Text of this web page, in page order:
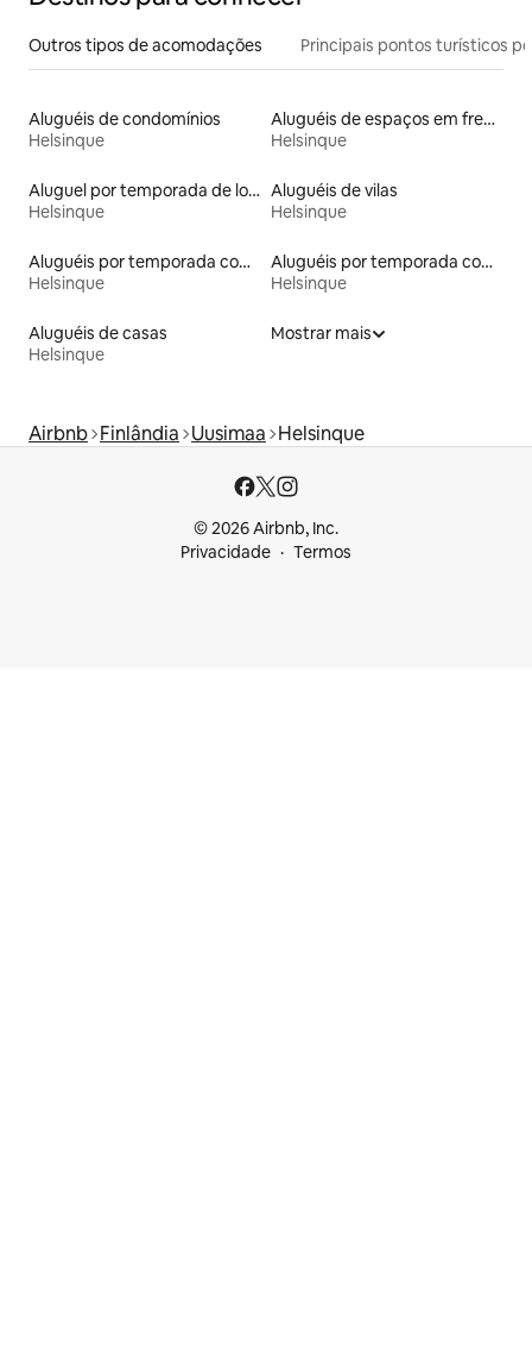
Outros tipos de acomodações Principais pontos turísticos
Aluguéis de condomínios
Helsinque
Aluguéis de espaços em frente à praia
Helsinque
Aluguel por temporada de lofts
Helsinque
Aluguéis de vilas
Helsinque
Aluguéis por temporada com sauna
Helsinque
Aluguéis por temporada com banheira de hidromassagem
Helsinque
Aluguéis de casas
Helsinque
Mostrar mais
Airbnb Finlândia Uusimaa Helsinque
© 2026 Airbnb, Inc.
Privacidade
Termos